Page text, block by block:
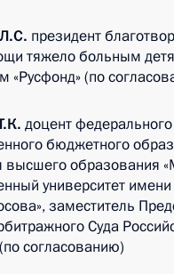
президент
тяжело больным
«Русфонд» (по
доцент федерального
бюджетного
высшего образования
университет имени
заместитель
Суда
согласованию)